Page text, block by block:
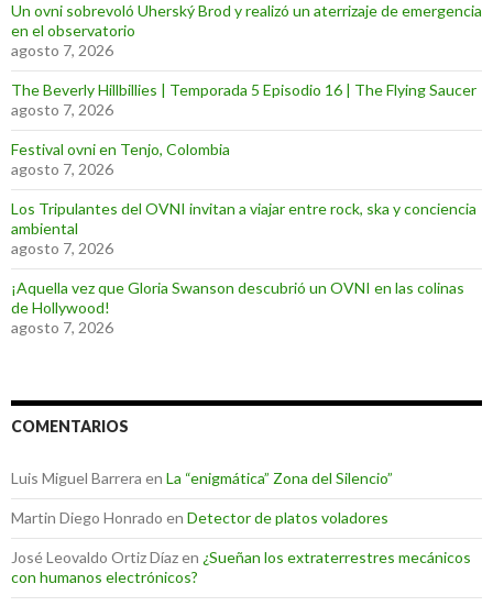
Un ovni sobrevoló Uherský Brod y realizó un aterrizaje de emergencia
en el observatorio
agosto 7, 2026
The Beverly Hillbillies | Temporada 5 Episodio 16 | The Flying Saucer
agosto 7, 2026
Festival ovni en Tenjo, Colombia
agosto 7, 2026
Los Tripulantes del OVNI invitan a viajar entre rock, ska y conciencia
ambiental
agosto 7, 2026
¡Aquella vez que Gloria Swanson descubrió un OVNI en las colinas
de Hollywood!
agosto 7, 2026
COMENTARIOS
Luis Miguel Barrera en La “enigmática” Zona del Silencio”
Martin Diego Honrado en Detector de platos voladores
José Leovaldo Ortiz Díazen ¿Sueñan los extraterrestres mecánicos
con humanos electrónicos?